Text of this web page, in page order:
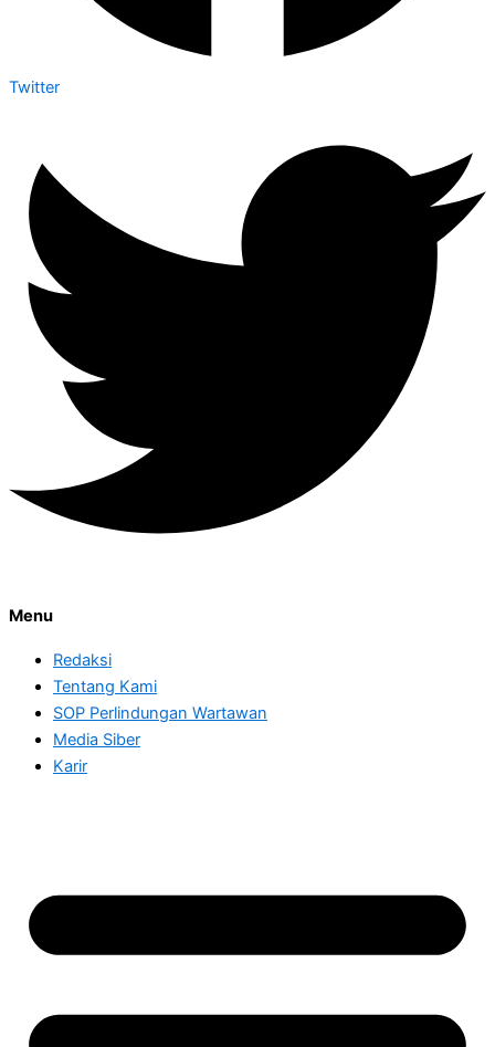
Twitter
Menu
Redaksi
Tentang Kami
SOP Perlindungan Wartawan
Media Siber
Karir